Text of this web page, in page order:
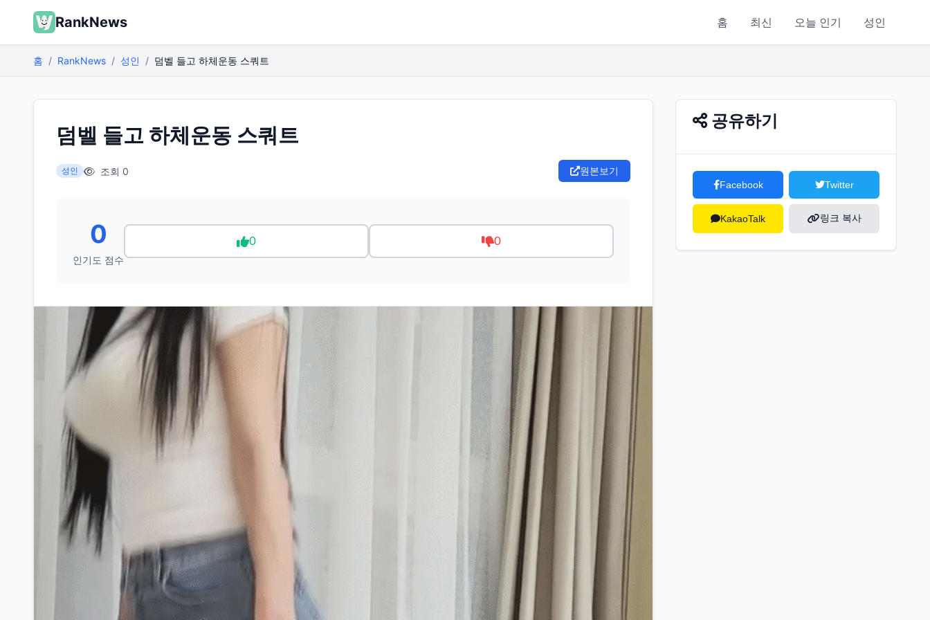
RankNews 홈 최신 오늘 인기 성인
홈 RankNews 성인 덤벨 들고 하체운동 스쿼트
덤벨 들고 하체운동 스쿼트
성인 조회 0 원본보기
0
인기도 점수
0 0
공유하기
Facebook Twitter
KakaoTalk 링크 복사